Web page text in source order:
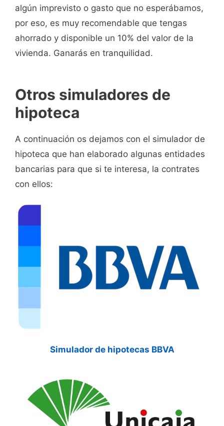
algún imprevisto o gasto que no esperábamos,
por eso, es muy recomendable que tengas
ahorrado y disponible un 10% del valor de la
vivienda. Ganarás en tranquilidad.
Otros simuladores de
hipoteca
A continuación os dejamos con el simulador de
hipoteca que han elaborado algunas entidades
bancarias para que si te interesa, la contrates
con ellos:
Simulador de hipotecas BBVA